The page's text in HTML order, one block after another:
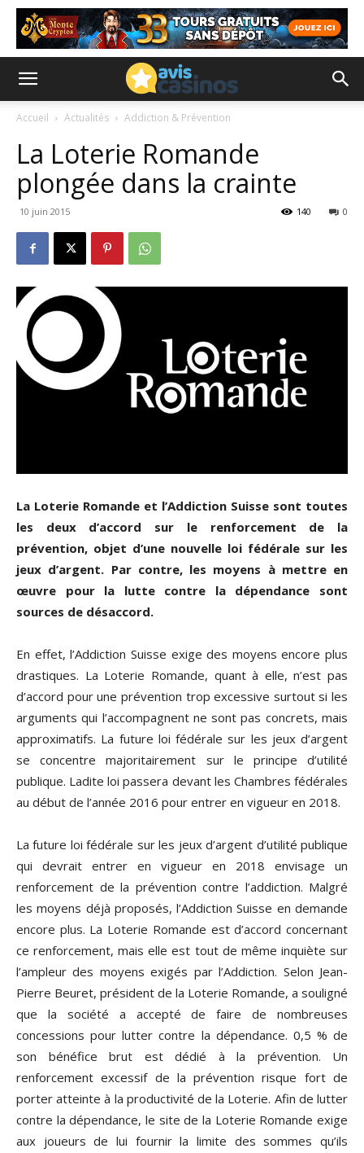
Accueil Actualités Addiction & Prévention
La Loterie Romande
plongée dans la crainte
10 juin 2015 0
140
La Loterie Romande et l’Addiction Suisse sont toutes
les deux d’accord sur le renforcement de la
prévention, objet d’une nouvelle loi fédérale sur les
jeux d’argent. Par contre, les moyens à mettre en
œuvre pour la lutte contre la dépendance sont
sources de désaccord.
En effet, l’Addiction Suisse exige des moyens encore plus
drastiques. La Loterie Romande, quant à elle, n’est pas
d’accord pour une prévention trop excessive surtout si les
arguments qui l’accompagnent ne sont pas concrets, mais
approximatifs. La future loi fédérale sur les jeux d’argent
se concentre majoritairement sur le principe d’utilité
publique. Ladite loi passera devant les Chambres fédérales
au début de l’année 2016 pour entrer en vigueur en 2018.
La future loi fédérale sur les jeux d’argent d’utilité publique
qui devrait entrer en vigueur en 2018 envisage un
renforcement de la prévention contre l’addiction. Malgré
les moyens déjà proposés, l’Addiction Suisse en demande
encore plus. La Loterie Romande est d’accord concernant
ce renforcement, mais elle est tout de même inquiète sur
l’ampleur des moyens exigés par l’Addiction. Selon Jean-
Pierre Beuret, président de la Loterie Romande, a souligné
que la société a accepté de faire de nombreuses
concessions pour lutter contre la dépendance. 0,5 % de
son bénéfice brut est dédié à la prévention. Un
renforcement excessif de la prévention risque fort de
porter atteinte à la productivité de la Loterie. Afin de lutter
contre la dépendance, le site de la Loterie Romande exige
aux joueurs de lui fournir la limite des sommes qu’ils